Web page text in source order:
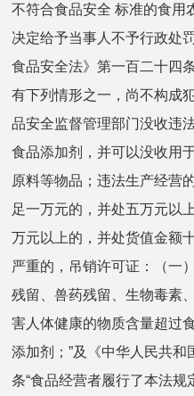
不符合食品安全 标准的食用
决定给予当事人不予行政处
食品安全法》第一百二十四
有下列情形之一，尚不构成
品安全监督管理部门没收违
食品添加剂，并可以没收用
原料等物品；违法生产经营
足一万元的，并处五万元以
万元以上的，并处货值金额
严重的，吊销许可证：（一
残留、兽药残留、生物毒素
害人体健康的物质含量超过
添加剂；”及《中华人民共
条“食品经营者履行了本法